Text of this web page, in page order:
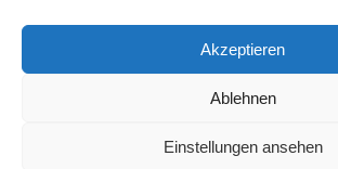
Akzeptieren
Ablehnen
Einstellungen ansehen
Reserve A Table
Celebrations & Meetings
Imprint
Art. 13